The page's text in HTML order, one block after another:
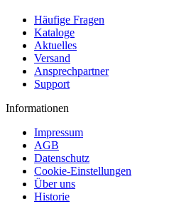
Häufige Fragen
Kataloge
Aktuelles
Versand
Ansprechpartner
Support
Informationen
Impressum
AGB
Datenschutz
Cookie-Einstellungen
Über uns
Historie